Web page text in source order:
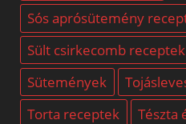
Sós aprósütemény
Sült csirkecomb receptek
Sütemények
Torta receptek
Tészta